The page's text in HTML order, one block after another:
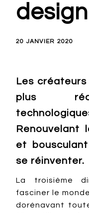
design
20 JANVIER 2020
Les créateurs
plus
Renouvelant
et
se réinventer.
La troisième
fasciner le
dorénavant